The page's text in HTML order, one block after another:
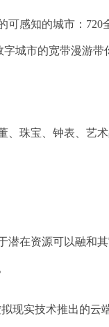
感知的城市：720
城市的宽带漫游带
珠宝、钟表、艺
潜在资源可以融和
现实技术推出的云